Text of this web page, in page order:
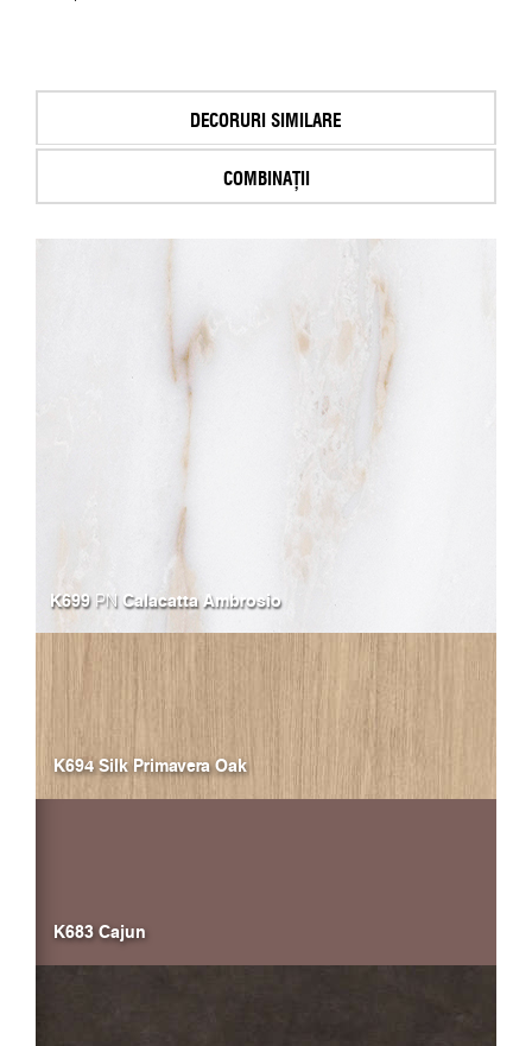
DECORURI SIMILARE
COMBINAȚII
K699 PNCalacatta Ambrosio
K694 Silk Primavera Oak
K683 Cajun